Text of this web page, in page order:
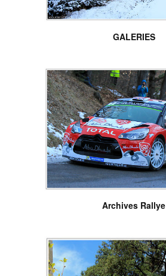
GALERIES
Archives Rallye